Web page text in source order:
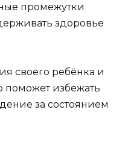
промежутки
здоровье
своего ребёнка и
поможет избежать
за состоянием